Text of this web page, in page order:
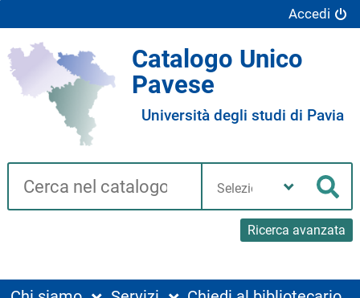
Accedi
Catalogo Unico
Pavese
Università degli studi di Pavia
Cerca su "Catalogo"
Ricerca avanzata
biblioteca